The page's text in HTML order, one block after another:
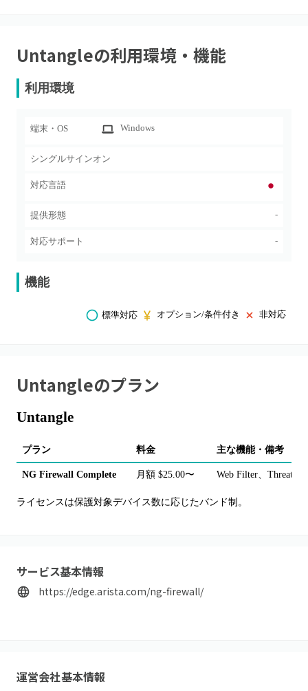
Untangleの利用環境・機能
利用環境
端末・OS Windows
シングルサインオン
対応言語
提供形態 -
対応サポート -
機能
標準対応 オプション/条件付き 非対応
Untangleのプラン
Untangle
プラン 料金 主な機能・備考
NG Firewall Complete 月額 $25.00〜 Web Filter、Threat
ライセンスは保護対象デバイス数に応じたバンド制。
サービス基本情報
https://edge.arista.com/ng-firewall/
運営会社基本情報